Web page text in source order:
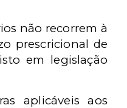
não recorrem à
prescricional de
em legislação
aplicáveis aos